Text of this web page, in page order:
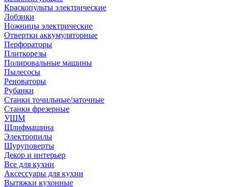
Краскопульты электрические
Лобзики
Ножницы электрические
Отвертки аккумуляторные
Перфораторы
Плиткорезы
Полировальные машины
Пылесосы
Реноваторы
Рубанки
Станки точильные/заточные
Станки фрезерные
УШМ
Шлифмашина
Электропилы
Шуруповерты
Декор и интерьер
Все для кухни
Аксессуары для кухни
Вытяжки кухонные